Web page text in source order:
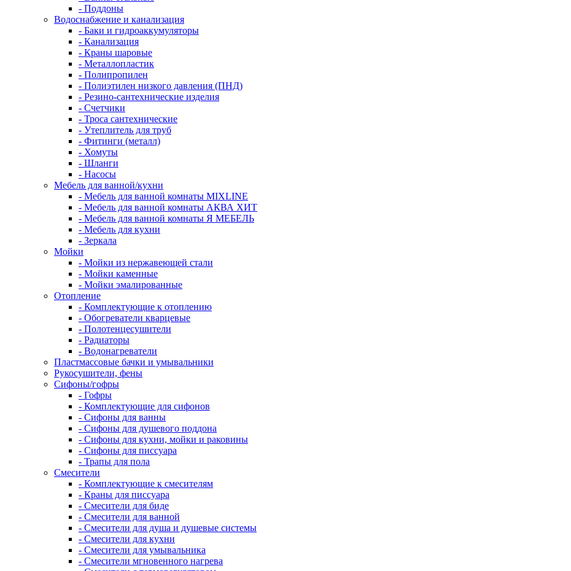
- Поддоны
Водоснабжение и канализация
- Баки и гидроаккумуляторы
- Канализация
- Краны шаровые
- Металлопластик
- Полипропилен
- Полиэтилен низкого давления (ПНД)
- Резино-сантехнические изделия
- Счетчики
- Троса сантехнические
- Утеплитель для труб
- Фитинги (металл)
- Хомуты
- Шланги
- Насосы
Мебель для ванной/кухни
- Мебель для ванной комнаты MIXLINE
- Мебель для ванной комнаты АКВА ХИТ
- Мебель для ванной комнаты Я МЕБЕЛЬ
- Мебель для кухни
- Зеркала
Мойки
- Мойки из нержавеющей стали
- Мойки каменные
- Мойки эмалированные
Отопление
- Комплектующие к отоплению
- Обогреватели кварцевые
- Полотенцесушители
- Радиаторы
- Водонагреватели
Пластмассовые бачки и умывальники
Рукосушители, фены
Сифоны/гофры
- Гофры
- Комплектующие для сифонов
- Сифоны для ванны
- Сифоны для душевого поддона
- Сифоны для кухни, мойки и раковины
- Сифоны для писсуара
- Трапы для пола
Смесители
- Комплектующие к смесителям
- Краны для писсуара
- Смесители для биде
- Смесители для ванной
- Смесители для душа и душевые системы
- Смесители для кухни
- Смесители для умывальника
- Смесители мгновенного нагрева